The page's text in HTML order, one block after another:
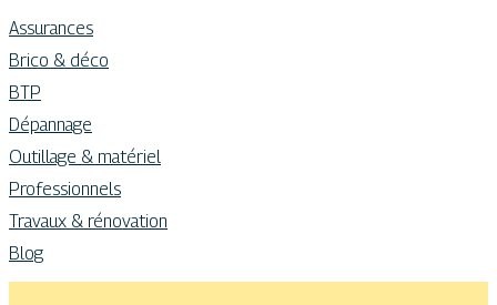
Assurances
Brico & déco
BTP
Dépannage
Outillage & matériel
Professionnels
Travaux & rénovation
Blog